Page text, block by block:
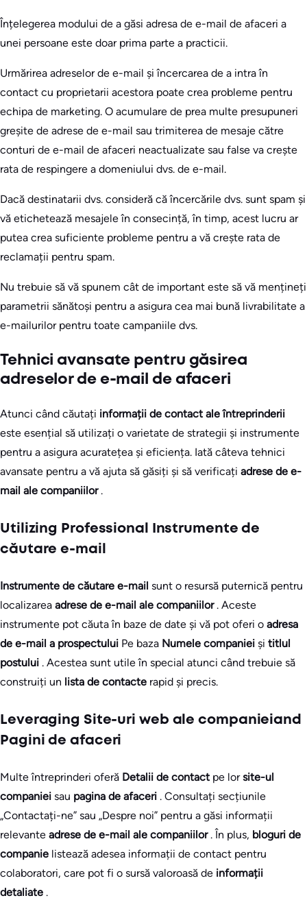
Înțelegerea modului de a găsi adresa de e-mail de afaceri a
unei persoane este doar prima parte a practicii.
Urmărirea adreselor de e-mail și încercarea de a intra în
contact cu proprietarii acestora poate crea probleme pentru
echipa de marketing. O acumulare de prea multe presupuneri
greșite de adrese de e-mail sau trimiterea de mesaje către
conturi de e-mail de afaceri neactualizate sau false va crește
rata de respingere a domeniului dvs. de e-mail.
Dacă destinatarii dvs. consideră că încercările dvs. sunt spam și
vă etichetează mesajele în consecință, în timp, acest lucru ar
putea crea suficiente probleme pentru a vă crește rata de
reclamații pentru spam.
Nu trebuie să vă spunem cât de important este să vă mențineți
parametrii sănătoși pentru a asigura cea mai bună livrabilitate a
e-mailurilor pentru toate campaniile dvs.
Tehnici avansate pentru găsirea
adreselor de e-mail de afaceri
Atunci când căutați informații de contact ale întreprinderii
este esențial să utilizați o varietate de strategii și instrumente
pentru a asigura acuratețea și eficiența. Iată câteva tehnici
avansate pentru a vă ajuta să găsiți și să verificați adrese de e-
mail ale companiilor.
Utilizing Professional Instrumente de
căutare e-mail
Instrumente de căutare e-mail sunt o resursă puternică pentru
localizarea adrese de e-mail ale companiilor . Aceste
instrumente pot căuta în baze de date și vă pot oferi o adresa
de e-mail a prospectului Pe baza Numele companiei și titlul
postului . Acestea sunt utile în special atunci când trebuie să
construiți un lista de contacte rapid și precis.
Leveraging Site-uri web ale companieiand
Pagini de afaceri
Multe întreprinderi oferă Detalii de contact pe lorsite-ul
companiei sau pagina de afaceri . Consultați secțiunile
„Contactați-ne” sau „Despre noi” pentru a găsi informații
relevante adrese de e-mail ale companiilor . În plus, bloguri de
companie listează adesea informații de contact pentru
colaboratori, care pot fi o sursă valoroasă de informații
detaliate .